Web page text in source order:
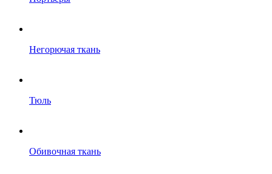
Негорючая ткань
Тюль
Обивочная ткань